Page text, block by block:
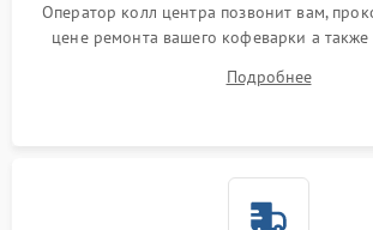
Оператор колл центра позвонит вам,
цене ремонта вашего кофеварки а также
Подробнее